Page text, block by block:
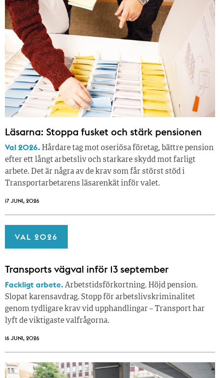
Läsarna: Stoppa fusket och stärk pensionen
Val 2026. Hårdare tag mot oseriösa företag, bättre pension
efter ett långt arbetsliv och starkare skydd mot farligt
arbete. Det är några av de krav som får störst stöd i
Transportarbetarens läsar­enkät inför valet.
17 JUNI, 2026
VAL 2026
Transports vägval inför 13 september
Fackligt arbete.Arbetstidsförkortning. Höjd pension.
Slopat karensavdrag. Stopp för arbetslivskriminalitet
genom tydligare krav vid upphandlingar – Transport har
lyft de viktigaste valfrågorna.
16 JUNI, 2026